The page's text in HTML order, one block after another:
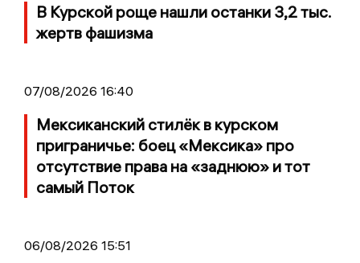
В Курской роще нашли останки 3,2 тыс.
жертв фашизма
07/08/2026 16:40
Мексиканский стилёк в курском
приграничье: боец «Мексика» про
отсутствие права на «заднюю» и тот
самый Поток
06/08/2026 15:51